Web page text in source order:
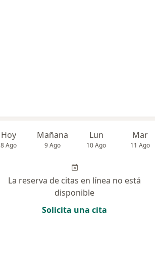
Hoy
8 Ago
Mañana
9 Ago
Lun
10 Ago
Mar
11 Ago
La reserva de citas en línea no está
disponible
Solicita una cita